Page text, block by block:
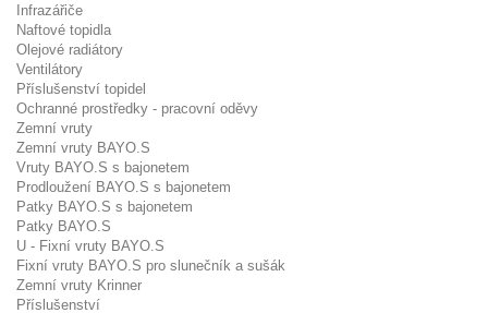
Infrazářiče
Naftové topidla
Olejové radiátory
Ventilátory
Příslušenství topidel
Ochranné prostředky - pracovní oděvy
Zemní vruty
Zemní vruty BAYO.S
Vruty BAYO.S s bajonetem
Prodloužení BAYO.S s bajonetem
Patky BAYO.S s bajonetem
Patky BAYO.S
U - Fixní vruty BAYO.S
Fixní vruty BAYO.S pro slunečník a sušák
Zemní vruty Krinner
Příslušenství